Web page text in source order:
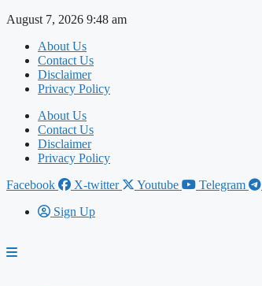
Skip
content
August 7, 2026 9:48 am
About Us
Contact Us
Disclaimer
Privacy Policy
About Us
Contact Us
Disclaimer
Privacy Policy
Facebook
X-twitter Youtube Telegram
Sign Up